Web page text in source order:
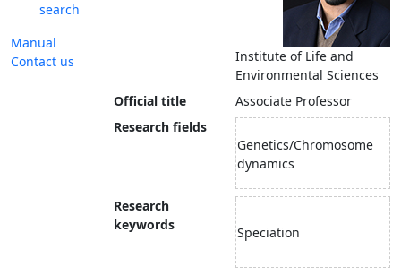
search
Manual
Contact us
Institute of Life and
Environmental Sciences
Official title
Associate Professor
Research fields
Genetics/Chromosome
dynamics
Research
keywords
Speciation